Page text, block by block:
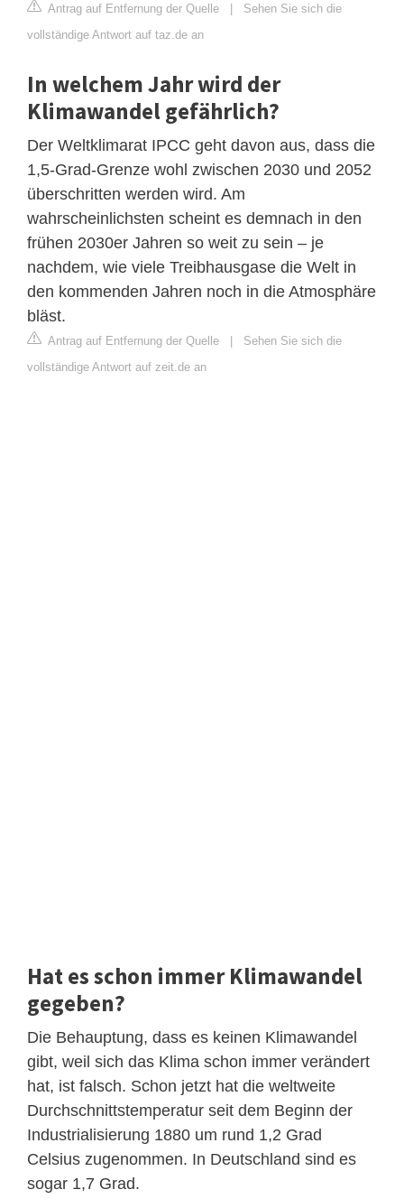
Antrag auf Entfernung der Quelle | Sehen Sie sich die
vollständige Antwort auf taz.de an
In welchem Jahr wird der
Klimawandel gefährlich?
Der Weltklimarat IPCC geht davon aus, dass die
1,5-Grad-Grenze wohl zwischen 2030 und 2052
überschritten werden wird. Am
wahrscheinlichsten scheint es demnach in den
frühen 2030er Jahren so weit zu sein – je
nachdem, wie viele Treibhausgase die Welt in
den kommenden Jahren noch in die Atmosphäre
bläst.
Antrag auf Entfernung der Quelle | Sehen Sie sich die
vollständige Antwort auf zeit.de an
Hat es schon immer Klimawandel
gegeben?
Die Behauptung, dass es keinen Klimawandel
gibt, weil sich das Klima schon immer verändert
hat, ist falsch. Schon jetzt hat die weltweite
Durchschnittstemperatur seit dem Beginn der
Industrialisierung 1880 um rund 1,2 Grad
Celsius zugenommen. In Deutschland sind es
sogar 1,7 Grad.